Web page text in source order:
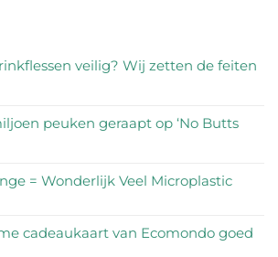
veilig? Wij zetten de feiten
peuken geraapt op ‘No Butts
= Wonderlijk Veel Microplastic
cadeaukaart van Ecomondo goed